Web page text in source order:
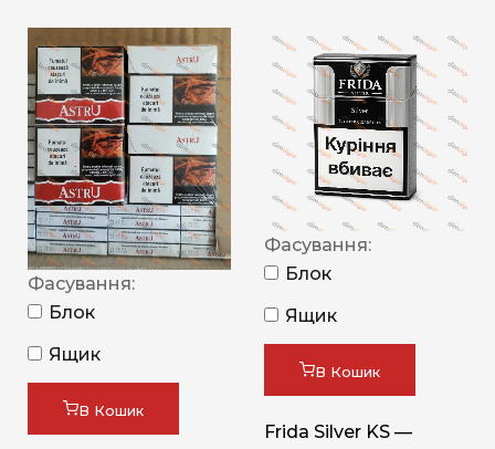
Фасування:
Блок
Ящик
В Кошик
Фасування:
Блок
Ящик
В Кошик
Frida Silver KS —